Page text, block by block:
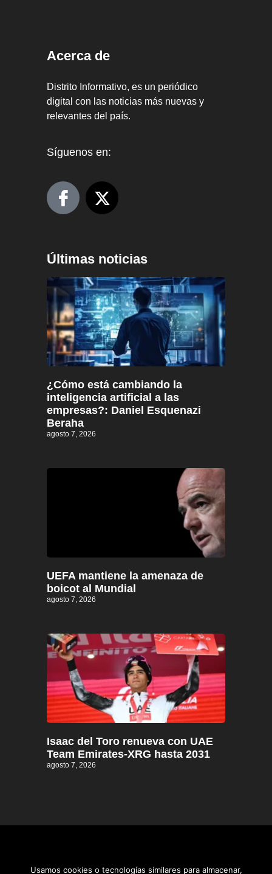
Acerca de
Distrito Informativo, es un periódico
digital con las noticias más nuevas y
relevantes del país.
Síguenos en:
Últimas noticias
¿Cómo está cambiando la
inteligencia artificial a las
empresas?: Daniel Esquenazi
Beraha
agosto 7, 2026
UEFA mantiene la amenaza de
boicot al Mundial
agosto 7, 2026
Isaac del Toro renueva con UAE
Team Emirates-XRG hasta 2031
agosto 7, 2026
Usamos cookies o tecnologías similares para almacenar,